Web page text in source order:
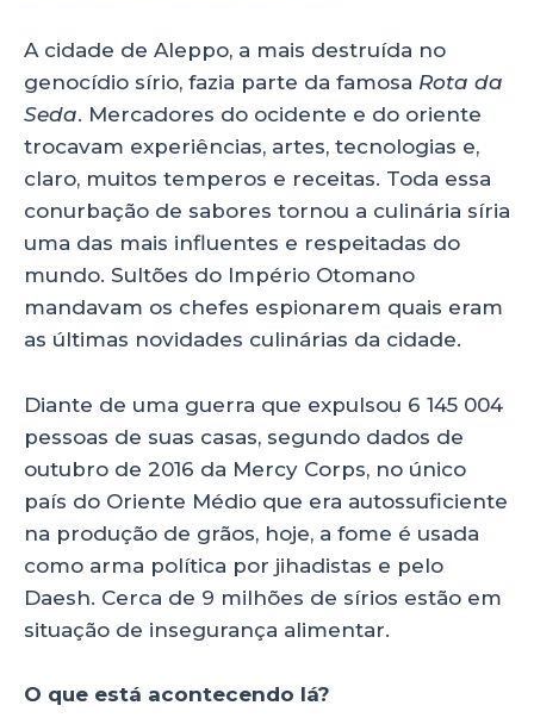
A cidade de Aleppo, a mais destruída no
genocídio sírio, fazia parte da famosa Rota da
Seda. Mercadores do ocidente e do oriente
trocavam experiências, artes, tecnologias e,
claro, muitos temperos e receitas. Toda essa
conurbação de sabores tornou a culinária síria
uma das mais influentes e respeitadas do
mundo. Sultões do Império Otomano
mandavam os chefes espionarem quais eram
as últimas novidades culinárias da cidade.
Diante de uma guerra que expulsou 6 145 004
pessoas de suas casas, segundo dados de
outubro de 2016 da Mercy Corps, no único
país do Oriente Médio que era autossuficiente
na produção de grãos, hoje, a fome é usada
como arma política por jihadistas e pelo
Daesh. Cerca de 9 milhões de sírios estão em
situação de insegurança alimentar.
O que está acontecendo lá?